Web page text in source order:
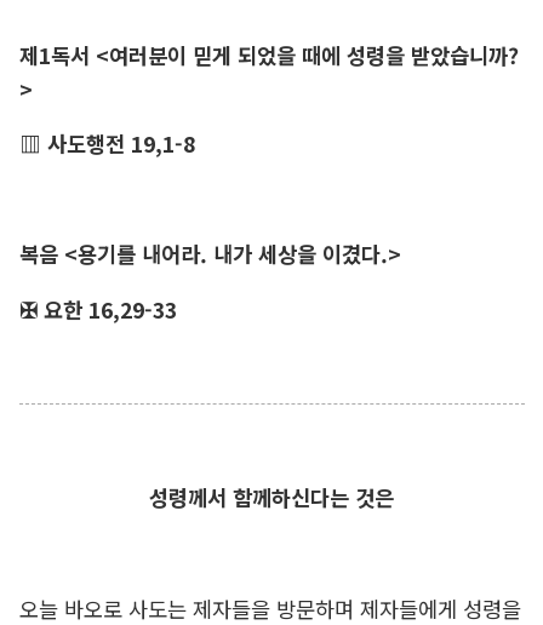
제1독서 <여러분이 믿게 되었을 때에 성령을 받았습니까?
>
▥ 사도행전 19,1-8
복음 <용기를 내어라. 내가 세상을 이겼다.>
✠ 요한 16,29-33
성령께서 함께하신다는 것은
오늘 바오로 사도는 제자들을 방문하며 제자들에게 성령을